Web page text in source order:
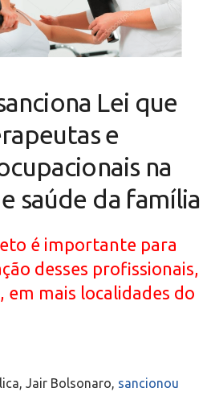
Lei que
e
na
saúde da família
é importante para
desses profissionais,
em mais localidades do
Jair Bolsonaro, sancionou